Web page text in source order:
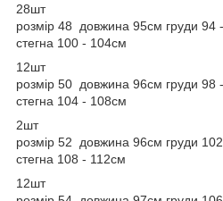
28шт
розмір 48 довжина 95см груди 94
стегна 100 - 104см
12шт
розмір 50 довжина 96см груди 98
стегна 104 - 108см
2шт
розмір 52 довжина 96см груди
стегна 108 - 112см
12шт